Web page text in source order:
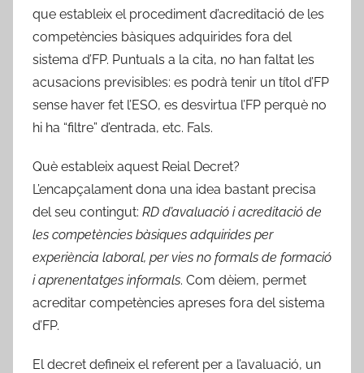
que estableix el procediment d’acreditació de les
competències bàsiques adquirides fora del
sistema d’FP. Puntuals a la cita, no han faltat les
acusacions previsibles: es podrà tenir un títol d’FP
sense haver fet l’ESO, es desvirtua l’FP perquè no
hi ha “filtre” d’entrada, etc. Fals.
Què estableix aquest Reial Decret?
L’encapçalament dona una idea bastant precisa
del seu contingut: RD d’avaluació i acreditació de
les competències bàsiques adquirides per
experiència laboral, per vies no formals de formació
i aprenentatges informals. Com dèiem, permet
acreditar competències apreses fora del sistema
d’FP.
El decret defineix el referent per a l’avaluació, un